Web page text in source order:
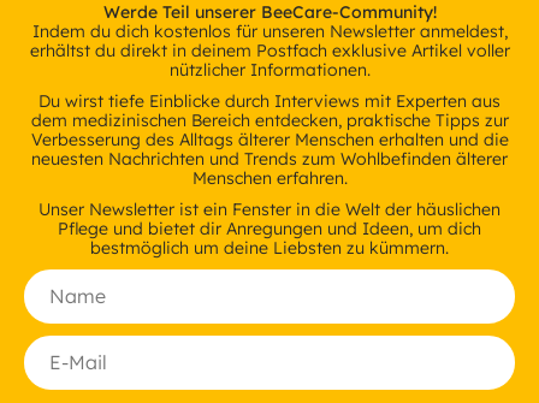
Werde Teil unserer BeeCare-Community!
Indem du dich kostenlos für unseren Newsletter anmeldest,
erhältst du direkt in deinem Postfach exklusive Artikel voller
nützlicher Informationen.
Du wirst tiefe Einblicke durch Interviews mit Experten aus
dem medizinischen Bereich entdecken, praktische Tipps zur
Verbesserung des Alltags älterer Menschen erhalten und die
neuesten Nachrichten und Trends zum Wohlbefinden älterer
Menschen erfahren.
Unser Newsletter ist ein Fenster in die Welt der häuslichen
Pflege und bietet dir Anregungen und Ideen, um dich
bestmöglich um deine Liebsten zu kümmern.